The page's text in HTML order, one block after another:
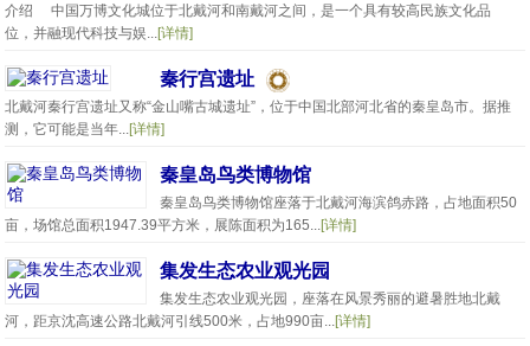
介绍 中国万博文化城位于北戴河和南戴河之间，是一个具有较高民族文化品
位，并融现代科技与娱...[详情]
秦行宫遗址
北戴河秦行宫遗址又称“金山嘴古城遗址”，位于中国北部河北省的秦皇岛市。据推
测，它可能是当年...[详情]
秦皇岛鸟类博物馆
秦皇岛鸟类博物馆座落于北戴河海滨鸽赤路，占地面积50
亩，场馆总面积1947.39平方米，展陈面积为165...[详情]
集发生态农业观光园
集发生态农业观光园，座落在风景秀丽的避暑胜地北戴
河，距京沈高速公路北戴河引线500米，占地990亩...[详情]